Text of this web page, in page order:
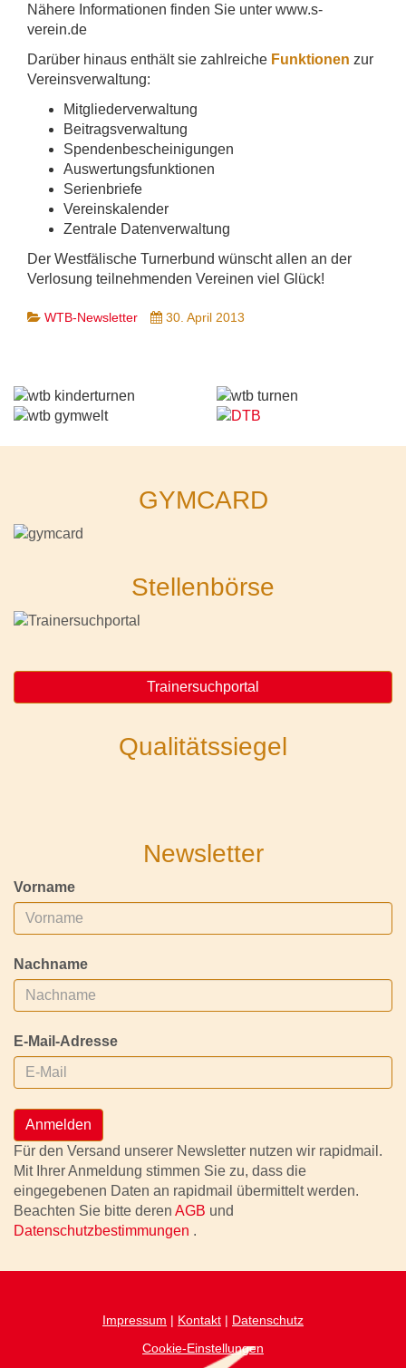
Nähere Informationen finden Sie unter www.s-
verein.de
Darüber hinaus enthält sie zahlreiche Funktionen zur
Vereinsverwaltung:
Mitgliederverwaltung
Beitragsverwaltung
Spendenbescheinigungen
Auswertungsfunktionen
Serienbriefe
Vereinskalender
Zentrale Datenverwaltung
Der Westfälische Turnerbund wünscht allen an der
Verlosung teilnehmenden Vereinen viel Glück!
WTB-Newsletter 30. April 2013
GYMCARD
Stellenbörse
Trainersuchportal
Qualitätssiegel
Newsletter
Vorname
Nachname
E-Mail-Adresse
Anmelden
Für den Versand unserer Newsletter nutzen wir rapidmail.
Mit Ihrer Anmeldung stimmen Sie zu, dass die
eingegebenen Daten an rapidmail übermittelt werden.
Beachten Sie bitte deren AGB und
Datenschutzbestimmungen .
Impressum | Kontakt | Datenschutz
Cookie-Einstellungen